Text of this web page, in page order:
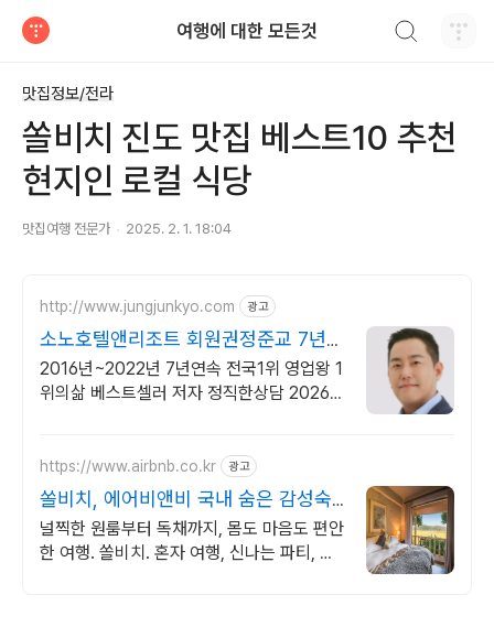
여행에 대한 모든것
맛집정보/전라
쏠비치 진도 맛집 베스트10 추천
현지인 로컬 식당
맛집여행 전문가 2025. 2. 1. 18:04
http://www.jungjunkyo.com 광고
소노호텔앤리조트 회원권정준교 7년연
속 1위 영업왕
2016년~2022년 7년연속 전국1위 영업왕 1
위의삶 베스트셀러 저자 정직한상담 2026
https://www.airbnb.co.kr 광고
쏠비치, 에어비앤비 국내 숨은 감성숙
소
널찍한 원룸부터 독채까지, 몸도 마음도 편안
한 여행. 쏠비치. 혼자 여행, 신나는 파티, 가